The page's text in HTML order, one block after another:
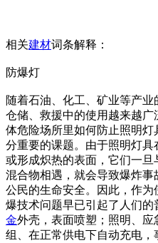
相关建材词条解释：
防爆灯
随着石油、化工、矿业等产业
仓储、救援中的使用越来越
体危险场所里如何防止照明
分重要的课题。由于照明灯
或形成炽热的表面，它们一
混合物相遇，就会导致爆炸
公民的生命安全。因此，作
爆技术问题早已引起了人们的
金外壳，表面喷塑；照明、
组、在正常供电下自动充电